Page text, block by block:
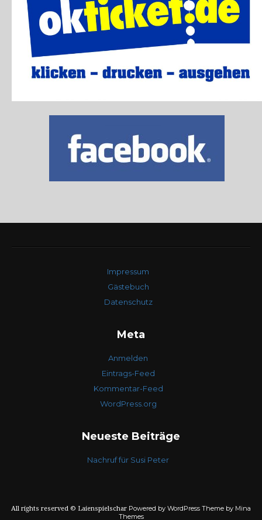
Impressum
Gästebuch
Datenschutz
Meta
Anmelden
Eintrags-Feed
Kommentar-Feed
WordPress.org
Neueste Beiträge
Nachruf für Susi Peter
All rights reserved © Laienspielschar Powered by WordPress Theme by Mina
Themes